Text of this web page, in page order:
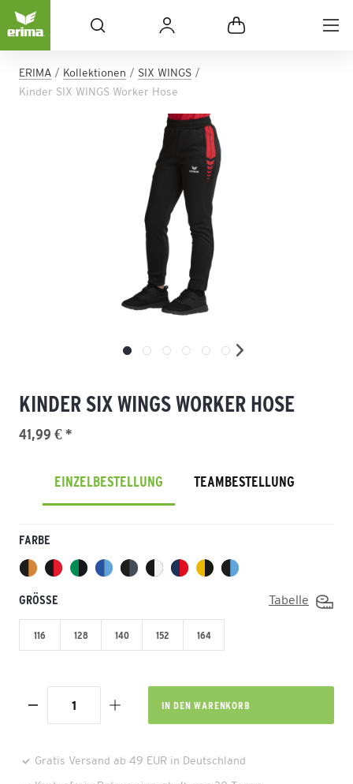
ERIMA Kollektionen
SIX WINGS
Kinder SIX WINGS Worker Hose
KINDER SIX WINGS WORKER HOSE
41,99 € *
EINZELBESTELLUNG TEAMBESTELLUNG
FARBE
GRÖSSE Tabelle
116 128 140 152 164
IN DEN WARENKORB
Gratis Versand ab 49 EUR in Deutschland